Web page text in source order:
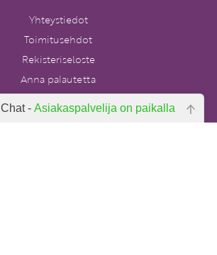
Yhteystiedot
Toimitusehdot
Rekisteriseloste
Anna palautetta
Peruutuslomake
Chat -Asiakaspalvelija on paikalla